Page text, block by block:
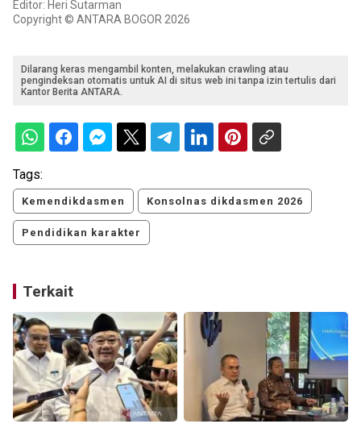
Editor: Heri Sutarman
Copyright © ANTARA BOGOR 2026
Dilarang keras mengambil konten, melakukan crawling atau
pengindeksan otomatis untuk AI di situs web ini tanpa izin tertulis dari
Kantor Berita ANTARA.
Tags:
Kemendikdasmen Konsolnas dikdasmen 2026
Pendidikan karakter
Terkait